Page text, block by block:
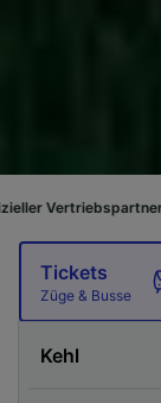
Offizieller
Tickets
Züge & Busse